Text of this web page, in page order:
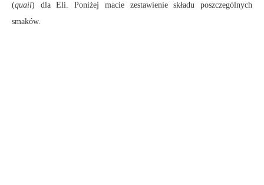
(quail) dla Eli. Poniżej macie zestawienie składu poszczególnych
smaków.